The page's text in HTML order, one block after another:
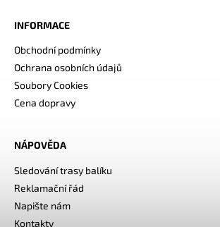
INFORMACE
Obchodní podmínky
Ochrana osobních údajů
Soubory Cookies
Cena dopravy
NÁPOVĚDA
Sledování trasy balíku
Reklamační řád
Napište nám
Kontakty